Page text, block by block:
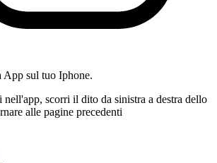
App sul tuo Iphone.
scorri il dito da sinistra a destra dello
alle pagine precedenti